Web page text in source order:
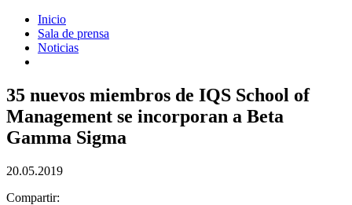
Inicio
Sala de prensa
Noticias
35 nuevos miembros de IQS School of
Management se incorporan a Beta
Gamma Sigma
20.05.2019
Compartir: